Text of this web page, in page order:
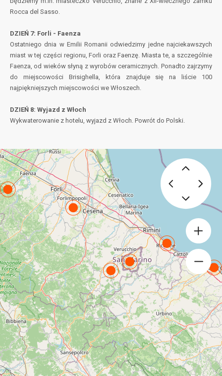
Rocca del Sasso.
DZIEŃ 7: Forli - Faenza
Ostatniego dnia w Emilii Romanii odwiedzimy jedne najciekawszych
miast w tej części regionu, Forli oraz Faenzę. Miasta te, a szczególnie
Faenza, od wieków słyną z wyrobów ceramicznych. Ponadto zajrzymy
do miejscowości Brisighella, która znajduje się na liście 100
najpiękniejszych miejscowości we Włoszech.
DZIEŃ 8: Wyjazd z Włoch
Wykwaterowanie z hotelu, wyjazd z Włoch. Powrót do Polski.